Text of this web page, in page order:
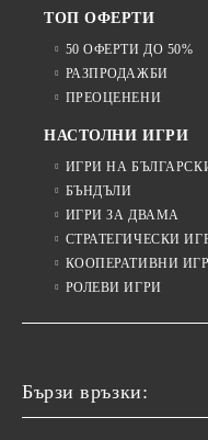
ТОП ОФЕРТИ
50 ОФЕРТИ ДО 50%
РАЗПРОДАЖБИ
ПРЕОЦЕНЕНИ
НАСТОЛНИ ИГРИ
ИГРИ НА
БЪНДЪЛИ
ИГРИ ЗА ДВАМА
СТРАТЕГИЧЕСКИ
КООПЕРАТИВНИ
РОЛЕВИ ИГРИ
Бързи връзки: